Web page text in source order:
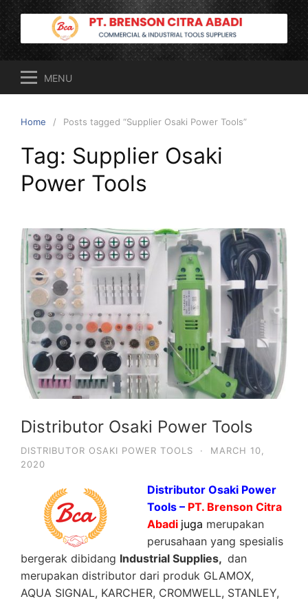
Skip
content
MENU
Home Posts tagged “Supplier Osaki Power Tools”
Tag: Supplier Osaki
Power Tools
Distributor Osaki Power Tools
DISTRIBUTOR OSAKI POWER TOOLS ·
MARCH 10,
2020
Distributor Osaki Power
Tools – PT. Brenson Citra
Abadi juga merupakan
perusahaan yang spesialis
bergerak dibidang Industrial Supplies, dan
merupakan distributor dari produk GLAMOX,
AQUA SIGNAL, KARCHER, CROMWELL, STANLEY,